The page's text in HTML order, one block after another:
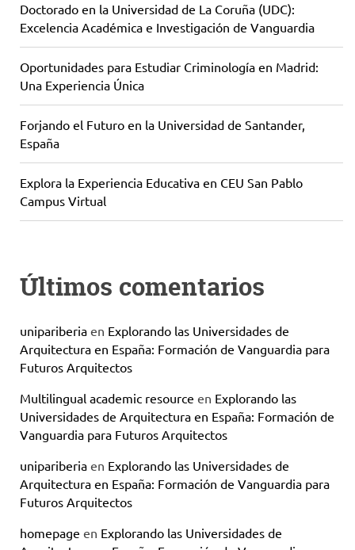
Doctorado en la Universidad de La Coruña (UDC):
Excelencia Académica e Investigación de Vanguardia
Oportunidades para Estudiar Criminología en Madrid:
Una Experiencia Única
Forjando el Futuro en la Universidad de Santander,
España
Explora la Experiencia Educativa en CEU San Pablo
Campus Virtual
Últimos comentarios
unipariberia en Explorando las Universidades de
Arquitectura en España: Formación de Vanguardia para
Futuros Arquitectos
Multilingual academic resource en Explorando las
Universidades de Arquitectura en España: Formación de
Vanguardia para Futuros Arquitectos
unipariberia en Explorando las Universidades de
Arquitectura en España: Formación de Vanguardia para
Futuros Arquitectos
homepage en Explorando las Universidades de